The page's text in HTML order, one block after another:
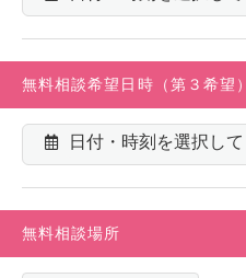
無料相談希望日時（第３希望）
無料相談場所